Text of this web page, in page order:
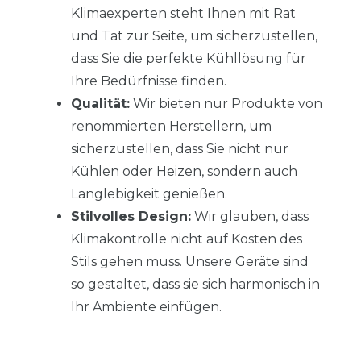
Klimaexperten steht Ihnen mit Rat
und Tat zur Seite, um sicherzustellen,
dass Sie die perfekte Kühllösung für
Ihre Bedürfnisse finden.
Qualität: Wir bieten nur Produkte von
renommierten Herstellern, um
sicherzustellen, dass Sie nicht nur
Kühlen oder Heizen, sondern auch
Langlebigkeit genießen.
Stilvolles Design: Wir glauben, dass
Klimakontrolle nicht auf Kosten des
Stils gehen muss. Unsere Geräte sind
so gestaltet, dass sie sich harmonisch in
Ihr Ambiente einfügen.